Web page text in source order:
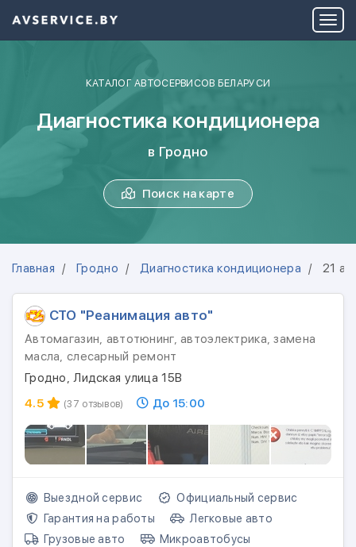
КАТАЛОГ АВТОСЕРВИСОВ БЕЛАРУСИ
Диагностика кондиционера
в Гродно
Поиск на карте
Главная Гродно Диагностика кондиционера 21
СТО "Реанимация авто"
Автомагазин, автотюнинг, автоэлектрика, замена
масла, слесарный ремонт
Гродно, Лидская улица 15В
4.5
(37 отзывов) До 15:00
Выездной сервис
Официальный сервис
Гарантия на работы
Легковые авто
Грузовые авто
Микроавтобусы